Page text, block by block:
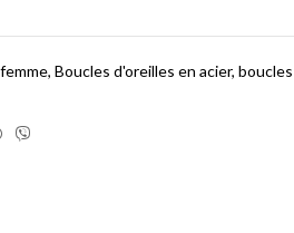
, Boucles d'oreilles en acier, boucles